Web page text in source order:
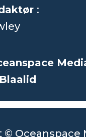
:
© Oceanspace